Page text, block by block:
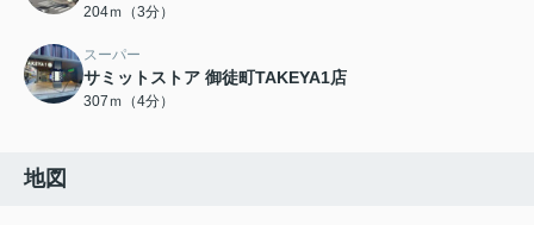
204ｍ（3分）
スーパー
サミットストア 御徒町TAKEYA1店
307ｍ（4分）
地図